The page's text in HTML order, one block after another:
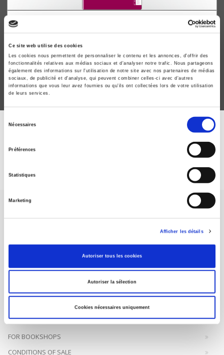
Ce site web utilise des cookies
Les cookies nous permettent de personnaliser le contenu et les annonces, d'offrir des
fonctionnalités relatives aux médias sociaux et d'analyser notre trafic. Nous partageons
également des informations sur l'utilisation de notre site avec nos partenaires de médias
sociaux, de publicité et d'analyse, qui peuvent combiner celles-ci avec d'autres
informations que vous leur avez fournies ou qu'ils ont collectées lors de votre utilisation
de leurs services.
Nécessaires
Préférences
Statistiques
Marketing
Afficher les détails
Autoriser tous les cookies
Autoriser la sélection
Cookies nécessaires uniquement
Sociologies pratiques 46, 2023
Benoît Giry, Frédéric Rey
SCIENCES PO UNIVERSITY PRESS has a threefold role: to publish
help public and political debate.continue
FOREIGN RIGHTS
FOR BOOKSHOPS
CONDITIONS OF SALE